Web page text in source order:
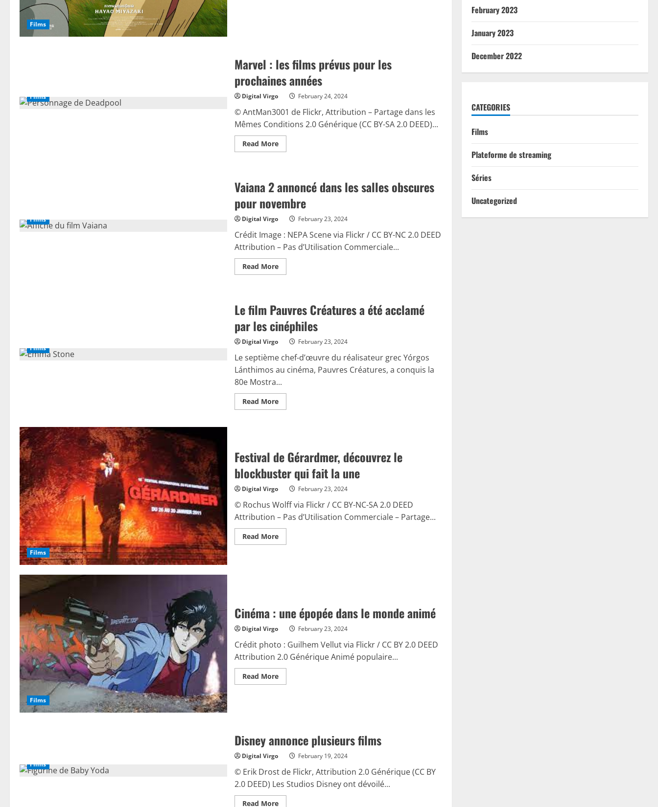
Films
Films
Marvel : les films prévus pour les
prochaines années
Digital Virgo February 24, 2024
© AntMan3001 de Flickr, Attribution – Partage dans les
Mêmes Conditions 2.0 Générique (CC BY-SA 2.0 DEED)...
Read MoreRead
more
films
prévus
pour
les
prochaines
années
Films
Vaiana 2 annoncé dans les salles obscures
pour novembre
Digital Virgo February 23, 2024
Crédit Image : NEPA Scene via Flickr / CC BY-NC 2.0 DEED
Attribution – Pas d’Utilisation Commerciale...
Read MoreRead
more
dans
les
salles
obscures
pour
novembre
Films
Le film Pauvres Créatures a été acclamé
par les cinéphiles
Digital Virgo February 23, 2024
Le septième chef-d’œuvre du réalisateur grec Yórgos
Lánthimos au cinéma, Pauvres Créatures, a conquis la
80e Mostra...
Read MoreRead
more
été
acclamé
par
les
cinéphiles
Films
Festival de Gérardmer, découvrez le
blockbuster qui fait la une
Digital Virgo February 23, 2024
© Rochus Wolff via Flickr / CC BY-NC-SA 2.0 DEED
Attribution – Pas d’Utilisation Commerciale – Partage...
Read MoreRead
more
la
une
Films
Cinéma : une épopée dans le monde animé
Digital Virgo February 23, 2024
Crédit photo : Guilhem Vellut via Flickr / CC BY 2.0 DEED
Attribution 2.0 Générique Animé populaire...
Read MoreRead
more
monde
animé
Films
Disney annonce plusieurs films
Digital Virgo February 19, 2024
© Erik Drost de Flickr, Attribution 2.0 Générique (CC BY
2.0 DEED) Les Studios Disney ont dévoilé...
Read MoreRead
February 2023
January 2023
December 2022
CATEGORIES
Films
Plateforme de streaming
Séries
Uncategorized